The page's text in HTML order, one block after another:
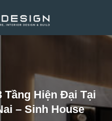
Tầng Hiện Đại Tại
– Sinh House